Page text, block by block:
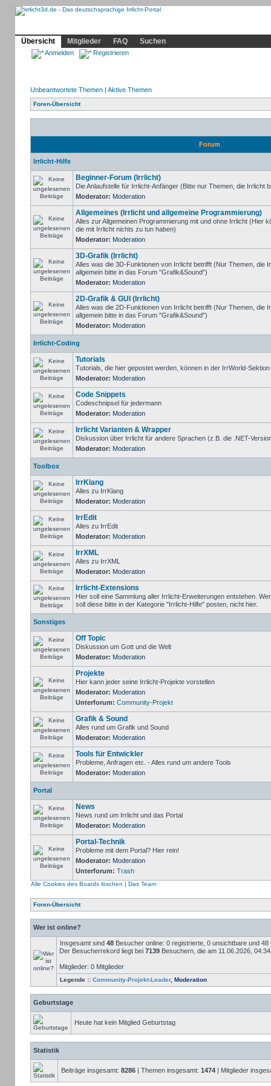
Übersicht
Mitglieder FAQ Suchen
Anmelden Registrieren
Unbeantwortete Themen| Aktive Themen
Foren-Übersicht
Forum
Irrlicht-Hilfe
Beginner-Forum (Irrlicht)
Die Anlaufstelle für Irrlicht-Anfänger (Bitte nur Themen, die Irrlicht
Moderator: Moderation
Allgemeines (Irrlicht und allgemeine Programmierung)
Alles zur Allgemeinen Programmierung mit und ohne Irrlicht (Hier
die mit Irrlicht nichts zu tun haben)
Moderator: Moderation
3D-Grafik (Irrlicht)
Alles was die 3D-Funktionen von Irrlicht betrifft (Nur Themen, die
allgemein bitte in das Forum "Grafik&Sound")
Moderator: Moderation
2D-Grafik & GUI (Irrlicht)
Alles was die 2D-Funktionen von Irrlicht betrifft (Nur Themen, die
allgemein bitte in das Forum "Grafik&Sound")
Moderator: Moderation
Irrlicht-Coding
Tutorials
Tutorials, die hier gepostet werden, können in der IrrWorld-
Moderator: Moderation
Code Snippets
Codeschnipsel für jedermann
Moderator: Moderation
Irrlicht Varianten & Wrapper
Diskussion über Irrlicht für andere Sprachen (z.B. die .NET-
Moderator: Moderation
Toolbox
IrrKlang
Alles zu IrrKlang
Moderator: Moderation
IrrEdit
Alles zu IrrEdit
Moderator: Moderation
IrrXML
Alles zu IrrXML
Moderator: Moderation
Irrlicht-Extensions
Hier soll eine Sammlung aller Irrlicht-Erweiterungen entstehen.
soll diese bitte in der Kategorie "Irrlicht-Hilfe" posten, nicht hier.
Sonstiges
Off Topic
Diskussion um Gott und die Welt
Moderator: Moderation
Projekte
Hier kann jeder seine Irrlicht-Projekte vorstellen
Moderator: Moderation
Unterforum: Community-Projekt
Grafik & Sound
Alles rund um Grafik und Sound
Moderator: Moderation
Tools für Entwickler
Probleme, Anfragen etc. - Alles rund um andere Tools
Moderator: Moderation
Portal
News
News rund um Irrlicht und das Portal
Moderator: Moderation
Portal-Technik
Probleme mit dem Portal? Hier rein!
Moderator: Moderation
Unterforum: Trash
Alle Cookies des Boards löschen | Das Team
Foren-Übersicht
Wer ist online?
Insgesamt sind 48Besucher online: 0 registrierte, 0 unsichtbare und
Der Besucherrekord liegt bei 7139Besuchern, die am 11.06.2026,
Mitglieder: 0 Mitglieder
Legende :: Community-Projekt-Leader, Moderation
Geburtstage
Heute hat kein Mitglied Geburtstag
Statistik
Beiträge insgesamt: 8286| Themen insgesamt: 1474| Mitglieder